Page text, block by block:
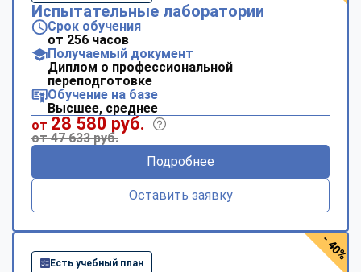
Испытательные лаборатории
Срок обучения
от 256 часов
Получаемый документ
Диплом о профессиональной
переподготовке
Обучение на базе
Высшее, среднее
от 28 580 руб.
от 47 633 руб.
Подробнее
Оставить заявку
Есть учебный план
- 40%